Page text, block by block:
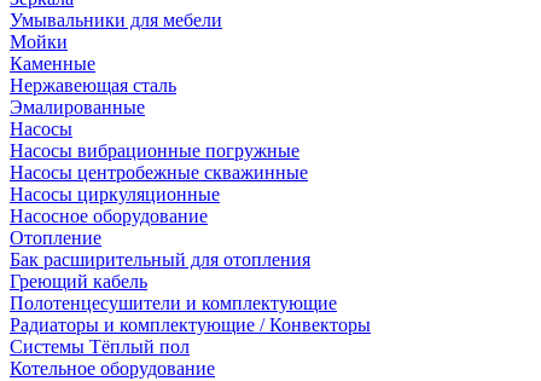
Умывальники для мебели
Мойки
Каменные
Нержавеющая сталь
Эмалированные
Насосы
Насосы вибрационные погружные
Насосы центробежные скважинные
Насосы циркуляционные
Насосное оборудование
Отопление
Бак расширительный для отопления
Греющий кабель
Полотенцесушители и комплектующие
Радиаторы и комплектующие / Конвекторы
Системы Тёплый пол
Котельное оборудование